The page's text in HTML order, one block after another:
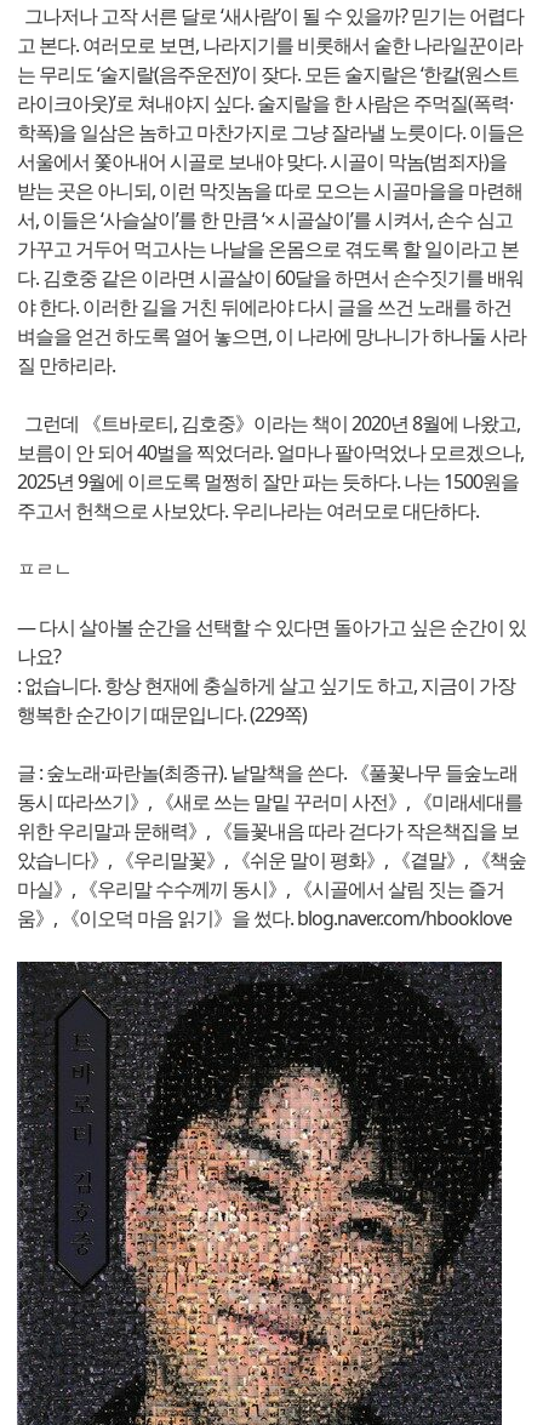
그나저나 고작 서른 달로 ‘새사람’이 될 수 있을까? 믿기는 어렵다
고 본다. 여러모로 보면, 나라지기를 비롯해서 숱한 나라일꾼이라
는 무리도 ‘술지랄(음주운전)’이 잦다. 모든 술지랄은 ‘한칼(원스트
라이크아웃)’로 쳐내야지 싶다. 술지랄을 한 사람은 주먹질(폭력·
학폭)을 일삼은 놈하고 마찬가지로 그냥 잘라낼 노릇이다. 이들은
서울에서 쫓아내어 시골로 보내야 맞다. 시골이 막놈(범죄자)을
받는 곳은 아니되, 이런 막짓놈을 따로 모으는 시골마을을 마련해
서, 이들은 ‘사슬살이’를 한 만큼 ‘× 시골살이’를 시켜서, 손수 심고
가꾸고 거두어 먹고사는 나날을 온몸으로 겪도록 할 일이라고 본
다. 김호중 같은 이라면 시골살이 60달을 하면서 손수짓기를 배워
야 한다. 이러한 길을 거친 뒤에라야 다시 글을 쓰건 노래를 하건
벼슬을 얻건 하도록 열어 놓으면, 이 나라에 망나니가 하나둘 사라
질 만하리라.
그런데 《트바로티, 김호중》이라는 책이 2020년 8월에 나왔고,
보름이 안 되어 40벌을 찍었더라. 얼마나 팔아먹었나 모르겠으나,
2025년 9월에 이르도록 멀쩡히 잘만 파는 듯하다. 나는 1500원을
주고서 헌책으로 사보았다. 우리나라는 여러모로 대단하다.
ㅍㄹㄴ
― 다시 살아볼 순간을 선택할 수 있다면 돌아가고 싶은 순간이 있
나요?
: 없습니다. 항상 현재에 충실하게 살고 싶기도 하고, 지금이 가장
행복한 순간이기 때문입니다. (229쪽)
글 : 숲노래·파란놀(최종규). 낱말책을 쓴다. 《풀꽃나무 들숲노래
동시 따라쓰기》, 《새로 쓰는 말밑 꾸러미 사전》, 《미래세대를
위한 우리말과 문해력》, 《들꽃내음 따라 걷다가 작은책집을 보
았습니다》, 《우리말꽃》, 《쉬운 말이 평화》, 《곁말》, 《책숲
마실》, 《우리말 수수께끼 동시》, 《시골에서 살림 짓는 즐거
움》, 《이오덕 마음 읽기》을 썼다. blog.naver.com/hbooklove